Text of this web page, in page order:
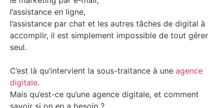
l’assistance en ligne,
l’assistance par chat et les autres tâches de digital à
accomplir, il est simplement impossible de tout gérer
seul.
C’est là qu’intervient la sous-traitance à une agence
digitale.
Mais qu’est-ce qu’une agence digitale, et comment
savoir si on en a besoin ?